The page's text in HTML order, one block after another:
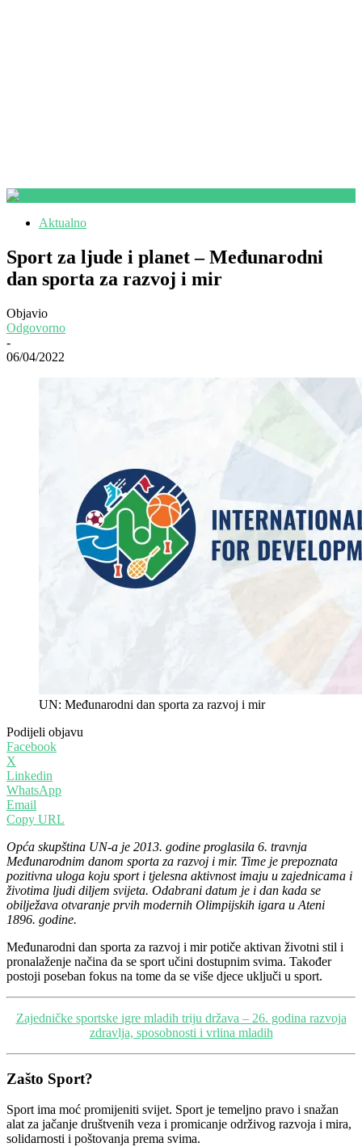
Aktualno
Sport za ljude i planet – Međunarodni
dan sporta za razvoj i mir
Objavio
Odgovorno
-
06/04/2022
UN: Međunarodni dan sporta za razvoj i mir
Podijeli objavu
Facebook
X
Linkedin
WhatsApp
Email
Copy URL
Opća skupština UN-a je 2013. godine proglasila 6. travnja
Međunarodnim danom sporta za razvoj i mir. Time je prepoznata
pozitivna uloga koju sport i tjelesna aktivnost imaju u zajednicama i
životima ljudi diljem svijeta. Odabrani datum je i dan kada se
obilježava otvaranje prvih modernih Olimpijskih igara u Ateni
1896. godine.
Međunarodni dan sporta za razvoj i mir potiče aktivan životni stil i
pronalaženje načina da se sport učini dostupnim svima. Također
postoji poseban fokus na tome da se više djece uključi u sport.
Zajedničke sportske igre mladih triju država – 26. godina razvoja
zdravlja, sposobnosti i vrlina mladih
Zašto Sport?
Sport ima moć promijeniti svijet. Sport je temeljno pravo i snažan
alat za jačanje društvenih veza i promicanje održivog razvoja i mira,
solidarnosti i poštovanja prema svima.